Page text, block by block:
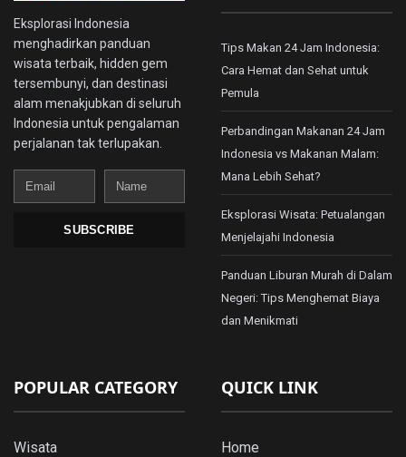
Eksplorasi Indonesia
menghadirkan panduan
wisata terbaik, hidden gem
tersembunyi, dan destinasi
alam menakjubkan di seluruh
Indonesia untuk pengalaman
perjalanan tak terlupakan.
Email
Name
SUBSCRIBE
Tips Makan 24 Jam Indonesia:
Cara Hemat dan Sehat untuk
Pemula
Perbandingan Makanan 24 Jam
Indonesia vs Makanan Malam:
Mana Lebih Sehat?
Eksplorasi Wisata: Petualangan
Menjelajahi Indonesia
Panduan Liburan Murah di Dalam
Negeri: Tips Menghemat Biaya
dan Menikmati
POPULAR CATEGORY
Wisata
QUICK LINK
Home